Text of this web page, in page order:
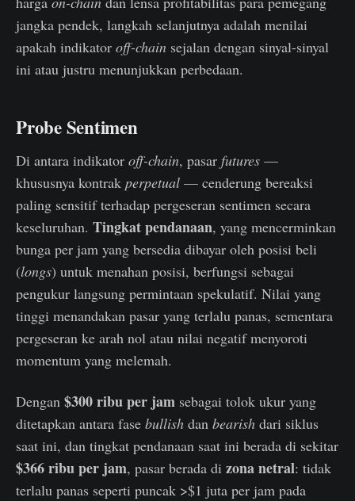
jangka pendek, langkah selanjutnya adalah menilai
apakah indikator off-chain sejalan dengan sinyal-sinyal
ini atau justru menunjukkan perbedaan.
Probe Sentimen
Di antara indikator off-chain, pasar futures —
khususnya kontrak perpetual — cenderung bereaksi
paling sensitif terhadap pergeseran sentimen secara
keseluruhan. Tingkat pendanaan, yang mencerminkan
bunga per jam yang bersedia dibayar oleh posisi beli
(longs) untuk menahan posisi, berfungsi sebagai
pengukur langsung permintaan spekulatif. Nilai yang
tinggi menandakan pasar yang terlalu panas, sementara
pergeseran ke arah nol atau nilai negatif menyoroti
momentum yang melemah.
Dengan $300 ribu per jam sebagai tolok ukur yang
ditetapkan antara fase bullish dan bearish dari siklus
saat ini, dan tingkat pendanaan saat ini berada di sekitar
$366 ribu per jam, pasar berada di zona netral: tidak
terlalu panas seperti puncak >$1 juta per jam pada